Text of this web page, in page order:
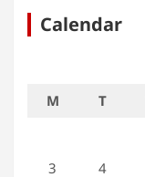
Calendar
M
T
3
4